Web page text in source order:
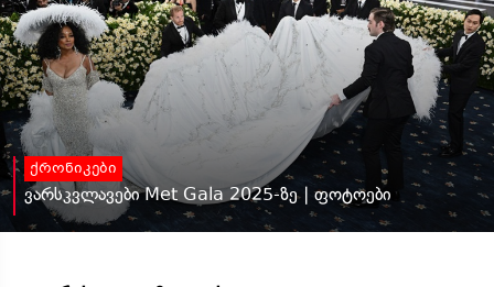
ქრონიკები
ვარსკვლავები Met Gala 2025-ზე | ფოტოები